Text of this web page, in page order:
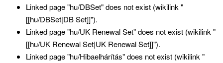
Linked page "hu/DBSet" does not exist (wikilink "
[[hu/DBSet|DB Set]]").
Linked page "hu/UK Renewal Set" does not exist (wikilink "
[[hu/UK Renewal Set|UK Renewal Set]]").
Linked page "hu/Hibaelhárítás" does not exist (wikilink "